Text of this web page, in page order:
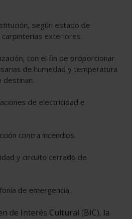
según estado de
carpinterías exteriores.
con el fin de proporcionar
de humedad y temperatura
destinan.
de electricidad e
contra incendios.
y circuito cerrado de
de emergencia.
de Interés Cultural (BIC), la